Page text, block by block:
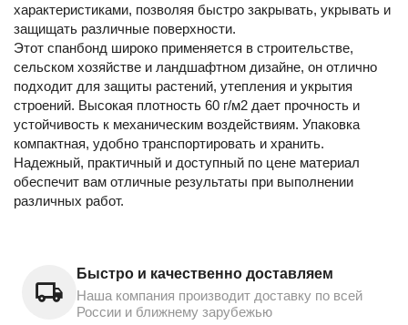
характеристиками, позволяя быстро закрывать, укрывать и
защищать различные поверхности.
Этот спанбонд широко применяется в строительстве,
сельском хозяйстве и ландшафтном дизайне, он отлично
подходит для защиты растений, утепления и укрытия
строений. Высокая плотность 60 г/м2 дает прочность и
устойчивость к механическим воздействиям. Упаковка
компактная, удобно транспортировать и хранить.
Надежный, практичный и доступный по цене материал
обеспечит вам отличные результаты при выполнении
различных работ.
Быстро и качественно доставляем
Наша компания производит доставку по всей
России и ближнему зарубежью